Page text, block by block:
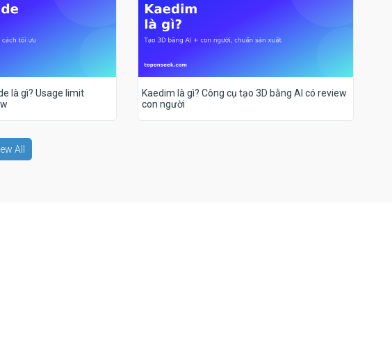
là gì? Usage limit
Kaedim là gì? Công cụ tạo 3D bằng AI có review
con người
All